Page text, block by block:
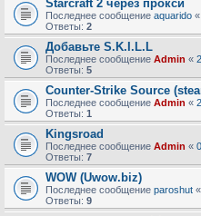
Starcraft 2 через прокси
Последнее сообщение aquarido «
Ответы: 2
Добавьте S.K.I.L.L
Последнее сообщение Admin «
Ответы: 5
Counter-Strike Source
Последнее сообщение Admin «
Ответы: 1
Kingsroad
Последнее сообщение Admin «
Ответы: 7
WOW (Uwow.biz)
Последнее сообщение paroshut «
Ответы: 9